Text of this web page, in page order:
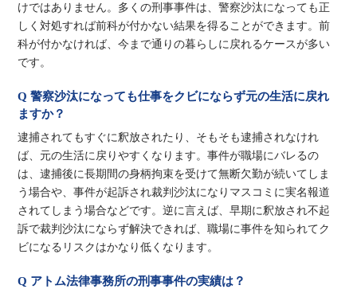
けではありません。多くの刑事事件は、警察沙汰になっても正
しく対処すれば前科が付かない結果を得ることができます。前
科が付かなければ、今まで通りの暮らしに戻れるケースが多い
です。
Q 警察沙汰になっても仕事をクビにならず元の生活に戻れ
ますか？
逮捕されてもすぐに釈放されたり、そもそも逮捕されなけれ
ば、元の生活に戻りやすくなります。事件が職場にバレるの
は、逮捕後に長期間の身柄拘束を受けて無断欠勤が続いてしま
う場合や、事件が起訴され裁判沙汰になりマスコミに実名報道
されてしまう場合などです。逆に言えば、早期に釈放され不起
訴で裁判沙汰にならず解決できれば、職場に事件を知られてク
ビになるリスクはかなり低くなります。
Q アトム法律事務所の刑事事件の実績は？